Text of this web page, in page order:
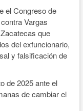
el Congreso de
Vargas
que
del exfuncionario,
y falsificación de
de 2025 ante el
de cambiar el